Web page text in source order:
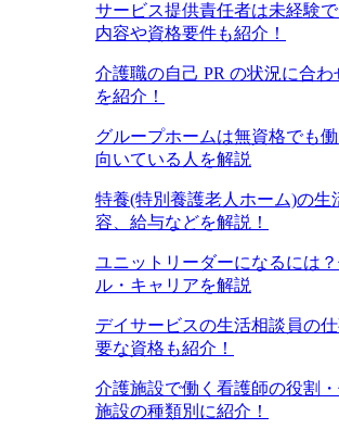
サービス提供責任者は未経験
内容や資格要件も紹介！
介護職の自己 PR の状況に合
を紹介！
グループホームは無資格でも
向いている人を解説
特養(特別養護老人ホーム)の生
容、給与などを解説！
ユニットリーダーになるには
ル・キャリアを解説
デイサービスの生活相談員の
要な資格も紹介！
介護施設で働く看護師の役割
施設の種類別に紹介！